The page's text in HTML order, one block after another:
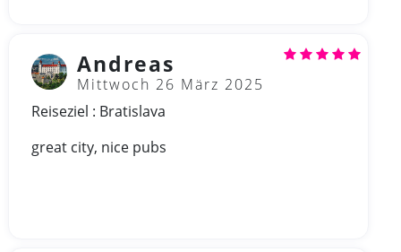
Andreas
Mittwoch 26 März 2025
Reiseziel : Bratislava
great city, nice pubs